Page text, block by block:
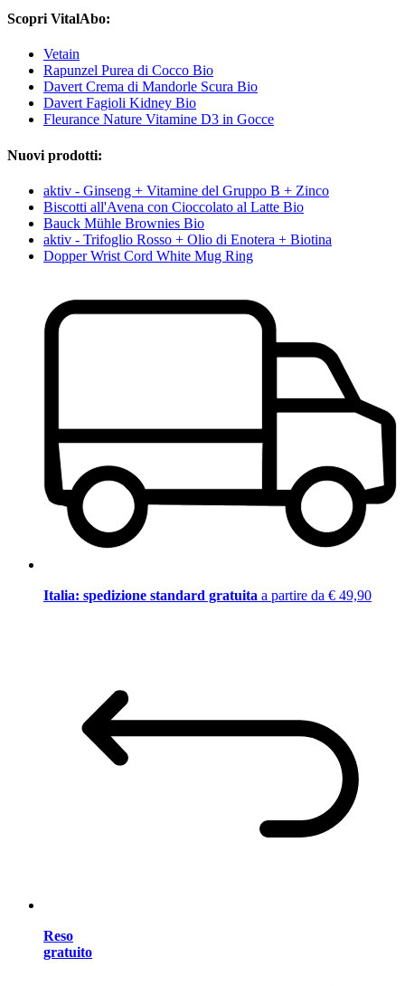
Scopri VitalAbo:
Vetain
Rapunzel Purea di Cocco Bio
Davert Crema di Mandorle Scura Bio
Davert Fagioli Kidney Bio
Fleurance Nature Vitamine D3 in Gocce
Nuovi prodotti:
aktiv - Ginseng + Vitamine del Gruppo B + Zinco
Biscotti all'Avena con Cioccolato al Latte Bio
Bauck Mühle Brownies Bio
aktiv - Trifoglio Rosso + Olio di Enotera + Biotina
Dopper Wrist Cord White Mug Ring
Italia: spedizione standard gratuita a partire da € 49,90
Reso
gratuito